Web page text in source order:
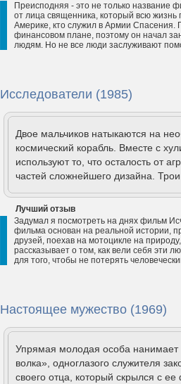
Преисподняя - это не только название
от лица священника, который всю
Америке, кто служил в Армии
финансовом плане, поэтому он начал
людям. Но не все люди заслуживают
Исследователи (1985)
Двое мальчиков натыкаются на
космический корабль. Вместе с
используют то, что осталость от
частей сложнейшего дизайна.
Лучший отзыв
Задумал я посмотреть на днях фильм
фильма основан на реальной истории,
друзей, поехав на мотоцикле на
рассказывает о том, как вели себя эти
для того, чтобы не потерять
Настоящее мужество (1969)
Упрямая молодая особа нанимает
волка», одноглазого служителя
своего отца, который скрылся с